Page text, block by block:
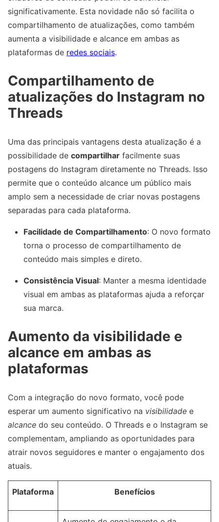
significativamente. Esta novidade não só facilita o
compartilhamento de atualizações, como também
aumenta a visibilidade e alcance em ambas as
plataformas de redes sociais.
Compartilhamento de
atualizações do Instagram no
Threads
Uma das principais vantagens desta atualização é a
possibilidade de compartilhar facilmente suas
postagens do Instagram diretamente no Threads. Isso
permite que o conteúdo alcance um público mais
amplo sem a necessidade de criar novas postagens
separadas para cada plataforma.
Facilidade de Compartilhamento: O novo formato
torna o processo de compartilhamento de
conteúdo mais simples e direto.
Consistência Visual: Manter a mesma identidade
visual em ambas as plataformas ajuda a reforçar
sua marca.
Aumento da visibilidade e
alcance em ambas as
plataformas
Com a integração do novo formato, você pode
esperar um aumento significativo na visibilidade e
alcance do seu conteúdo. O Threads e o Instagram se
complementam, ampliando as oportunidades para
atrair novos seguidores e manter o engajamento dos
atuais.
Plataforma Benefícios